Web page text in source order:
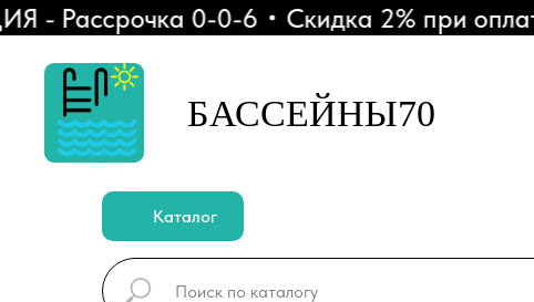
0-0-6 Скидка 2% при оплате
БАССЕЙНЫ70
Каталог